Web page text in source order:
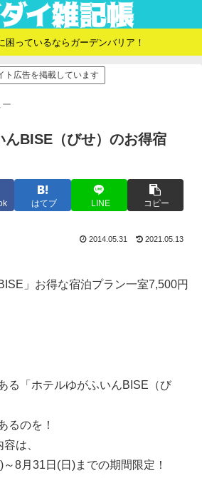
困っているならガーデンバリア！
広告を掲載しています
ー
んBISE（びせ）のお得宿
はてブ LINE コピー
2014.05.31 2021.05.13
」お得な宿泊プラン一室7,500円
る「ホテルゆがふいんBISE（び
るのを！
は、
～8月31日(日)までの期間限定！